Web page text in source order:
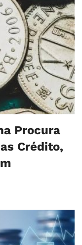
Procura
Crédito,